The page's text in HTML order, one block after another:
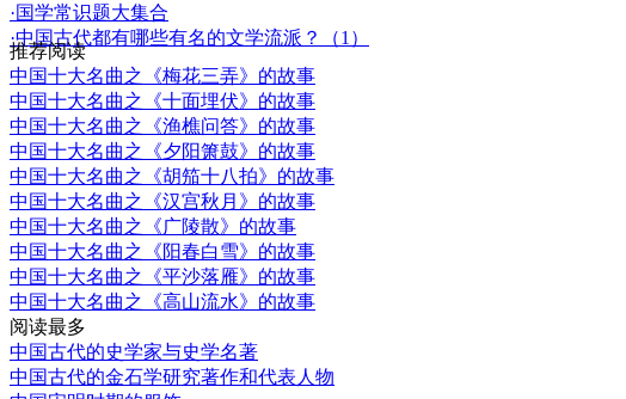
·国学常识题大集合
·中国古代都有哪些有名的文学流派？（1）
推荐阅读
中国十大名曲之《梅花三弄》的故事
中国十大名曲之《十面埋伏》的故事
中国十大名曲之《渔樵问答》的故事
中国十大名曲之《夕阳箫鼓》的故事
中国十大名曲之《胡笳十八拍》的故事
中国十大名曲之《汉宫秋月》的故事
中国十大名曲之《广陵散》的故事
中国十大名曲之《阳春白雪》的故事
中国十大名曲之《平沙落雁》的故事
中国十大名曲之《高山流水》的故事
阅读最多
中国古代的史学家与史学名著
中国古代的金石学研究著作和代表人物